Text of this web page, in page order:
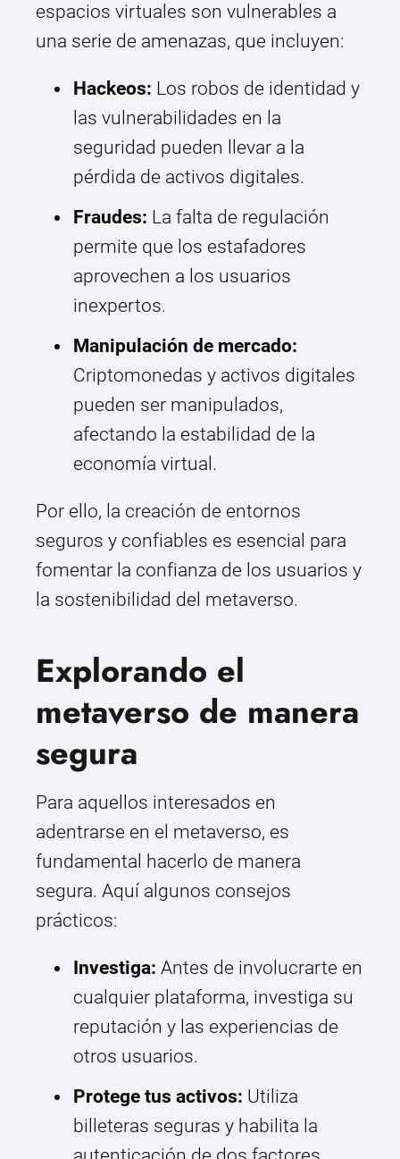
espacios virtuales son vulnerables a
una serie de amenazas, que incluyen:
Hackeos: Los robos de identidad y
las vulnerabilidades en la
seguridad pueden llevar a la
pérdida de activos digitales.
Fraudes: La falta de regulación
permite que los estafadores
aprovechen a los usuarios
inexpertos.
Manipulación de mercado:
Criptomonedas y activos digitales
pueden ser manipulados,
afectando la estabilidad de la
economía virtual.
Por ello, la creación de entornos
seguros y confiables es esencial para
fomentar la confianza de los usuarios y
la sostenibilidad del metaverso.
Explorando el
metaverso de manera
segura
Para aquellos interesados en
adentrarse en el metaverso, es
fundamental hacerlo de manera
segura. Aquí algunos consejos
prácticos:
Investiga: Antes de involucrarte en
cualquier plataforma, investiga su
reputación y las experiencias de
otros usuarios.
Protege tus activos: Utiliza
billeteras seguras y habilita la